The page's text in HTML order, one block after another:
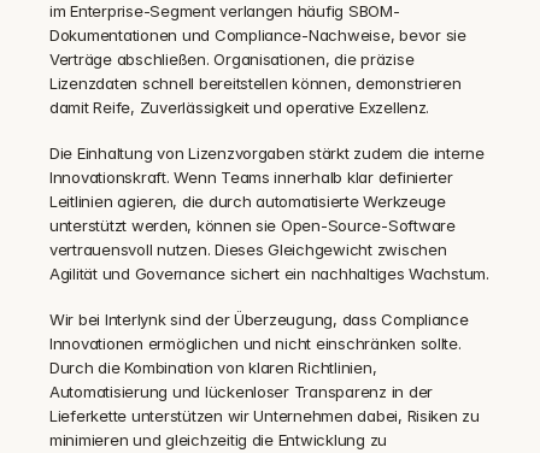
im Enterprise-Segment verlangen häufig SBOM-
Dokumentationen und Compliance-Nachweise, bevor sie
Verträge abschließen. Organisationen, die präzise
Lizenzdaten schnell bereitstellen können, demonstrieren
damit Reife, Zuverlässigkeit und operative Exzellenz.
Die Einhaltung von Lizenzvorgaben stärkt zudem die interne
Innovationskraft. Wenn Teams innerhalb klar definierter
Leitlinien agieren, die durch automatisierte Werkzeuge
unterstützt werden, können sie Open-Source-Software
vertrauensvoll nutzen. Dieses Gleichgewicht zwischen
Agilität und Governance sichert ein nachhaltiges Wachstum.
Wir bei Interlynk sind der Überzeugung, dass Compliance
Innovationen ermöglichen und nicht einschränken sollte.
Durch die Kombination von klaren Richtlinien,
Automatisierung und lückenloser Transparenz in der
Lieferkette unterstützen wir Unternehmen dabei, Risiken zu
minimieren und gleichzeitig die Entwicklung zu